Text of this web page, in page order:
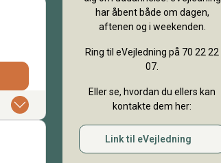
har åbent både om dagen,
aftenen og i weekenden.
Ring til eVejledning på 70 22 22
07.
Eller se, hvordan du ellers kan
kontakte dem her:
Link til eVejledning